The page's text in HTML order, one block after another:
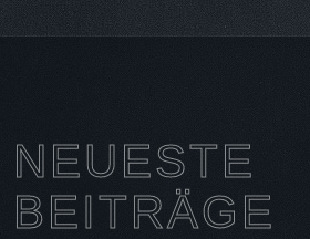
NEUESTE
BEITRÄGE